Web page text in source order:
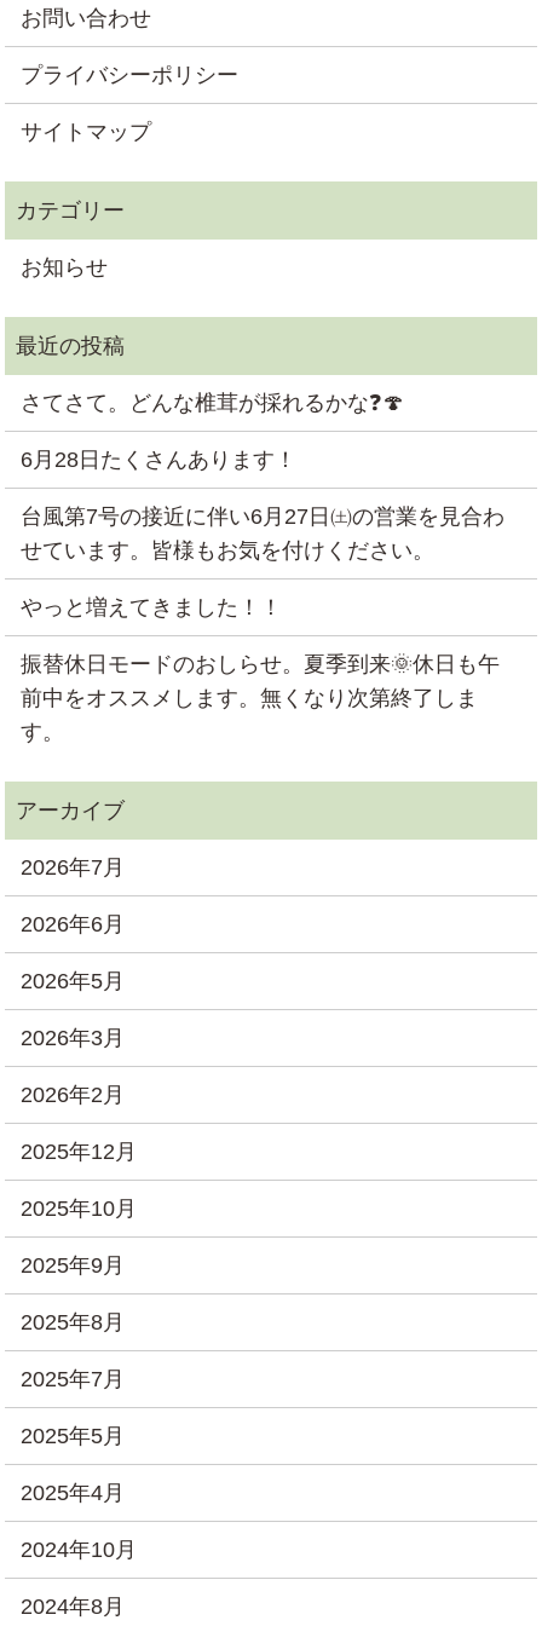
お問い合わせ
プライバシーポリシー
サイトマップ
お知らせ
さてさて。どんな椎茸が採れるかな❓🍄
6月28日たくさんあります！
台風第7号の接近に伴い6月27日㈯の営業を見合わ
せています。皆様もお気を付けください。
やっと増えてきました！！
振替休日モードのおしらせ。夏季到来🌞休日も午
前中をオススメします。無くなり次第終了しま
す。
2026年7月
2026年6月
2026年5月
2026年3月
2026年2月
2025年12月
2025年10月
2025年9月
2025年8月
2025年7月
2025年5月
2025年4月
2024年10月
2024年8月